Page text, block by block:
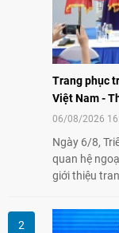
Trang phục
Việt Nam -
06/08/2026
Ngày 6/8,
quan hệ
giới thiệu
giao lưu
song